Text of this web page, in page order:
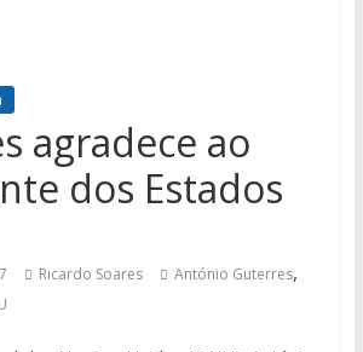
agradece ao
dos Estados
Ricardo Soares António Guterres,